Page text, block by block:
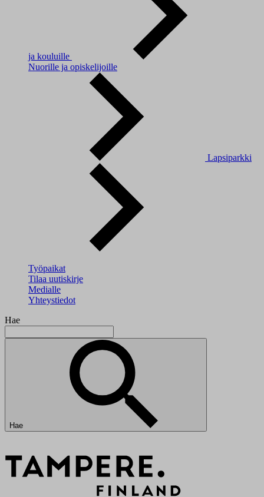
ja kouluille
Nuorille ja opiskelijoille
Lapsiparkki
Työpaikat
Tilaa uutiskirje
Medialle
Yhteystiedot
Hae
Hae